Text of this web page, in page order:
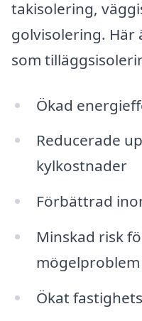
takisolering,
golvisolering. Här
som
Ökad
Reducerade
kylkostnader
Förbättrad
Minskad risk
mögelproblem
Ökat